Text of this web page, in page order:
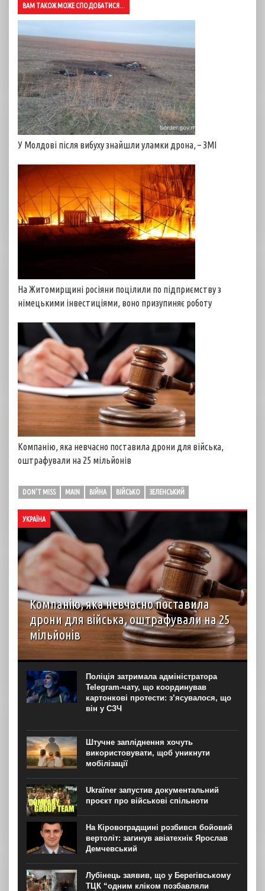
ВАМ ТАКОЖ МОЖЕ СПОДОБАТИСЯ...
У Молдові після вибуху знайшли уламки дрона, – ЗМІ
На Житомирщині росіяни поцілили по підприємству з
німецькими інвестиціями, воно призупиняє роботу
Компанію, яка невчасно поставила дрони для війська,
оштрафували на 25 мільйонів
DON'T MISS MAIN ВІЙНА ВІЙСЬКО ЗЕЛЕНСЬКИЙ
УКРАЇНА
Компанію, яка невчасно поставила
дрони для війська, оштрафували на 25
мільйонів
Господарський суд Рівненської області вирішив стягнути
з ТОВ “Домпромбуд” на користь ДП Міністерства
оборони “Агенція оборонних закупівель” 24,88 млн грн за
невчасно поставлені дрони. Про це свідчить рішення
суду...
Поліція затримала адміністратора
Telegram-чату, що координував
картонкові протести: з’ясувалося, що
він у СЗЧ
Штучне запліднення хочуть
використовувати, щоб уникнути
мобілізації
Ukraїner запустив документальний
проєкт про військові спільноти
На Кіровоградщині розбився бойовий
вертоліт: загинув авіатехнік Ярослав
Демчевський
Лубінець заявив, що у Берегівському
ТЦК “одним кліком позбавляли